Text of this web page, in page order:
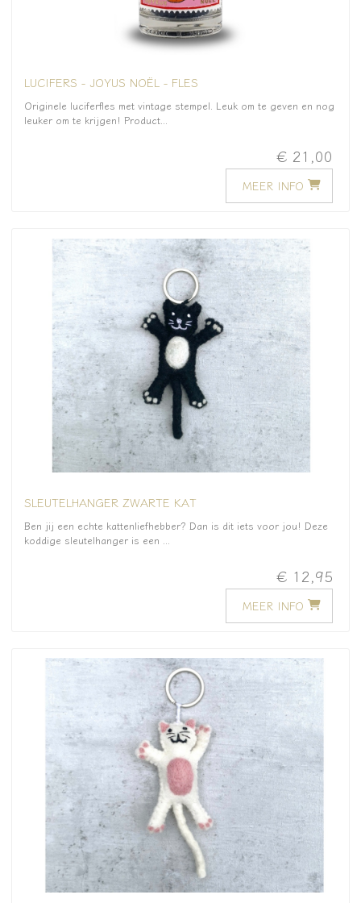
LUCIFERS - JOYUS NOËL - FLES
Originele luciferfles met vintage stempel. Leuk om te geven en nog
leuker om te krijgen! Product...
€ 21,00
MEER INFO
SLEUTELHANGER ZWARTE KAT
Ben jij een echte kattenliefhebber? Dan is dit iets voor jou! Deze
koddige sleutelhanger is een ...
€ 12,95
MEER INFO